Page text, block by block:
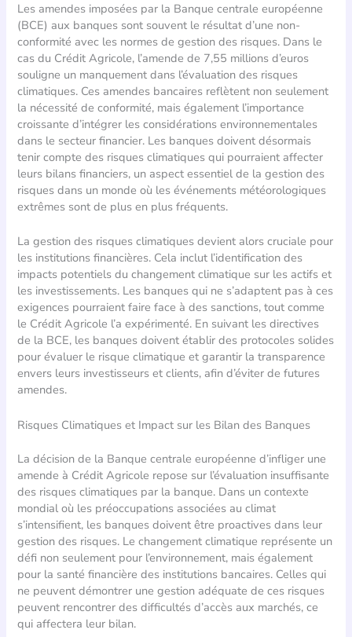
Les amendes imposées par la Banque centrale européenne
(BCE) aux banques sont souvent le résultat d’une non-
conformité avec les normes de gestion des risques. Dans le
cas du Crédit Agricole, l’amende de 7,55 millions d’euros
souligne un manquement dans l’évaluation des risques
climatiques. Ces amendes bancaires reflètent non seulement
la nécessité de conformité, mais également l’importance
croissante d’intégrer les considérations environnementales
dans le secteur financier. Les banques doivent désormais
tenir compte des risques climatiques qui pourraient affecter
leurs bilans financiers, un aspect essentiel de la gestion des
risques dans un monde où les événements météorologiques
extrêmes sont de plus en plus fréquents.
La gestion des risques climatiques devient alors cruciale pour
les institutions financières. Cela inclut l’identification des
impacts potentiels du changement climatique sur les actifs et
les investissements. Les banques qui ne s’adaptent pas à ces
exigences pourraient faire face à des sanctions, tout comme
le Crédit Agricole l’a expérimenté. En suivant les directives
de la BCE, les banques doivent établir des protocoles solides
pour évaluer le risque climatique et garantir la transparence
envers leurs investisseurs et clients, afin d’éviter de futures
amendes.
Risques Climatiques et Impact sur les Bilan des Banques
La décision de la Banque centrale européenne d’infliger une
amende à Crédit Agricole repose sur l’évaluation insuffisante
des risques climatiques par la banque. Dans un contexte
mondial où les préoccupations associées au climat
s’intensifient, les banques doivent être proactives dans leur
gestion des risques. Le changement climatique représente un
défi non seulement pour l’environnement, mais également
pour la santé financière des institutions bancaires. Celles qui
ne peuvent démontrer une gestion adéquate de ces risques
peuvent rencontrer des difficultés d’accès aux marchés, ce
qui affectera leur bilan.